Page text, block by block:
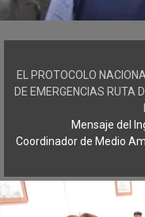
EL PROTOCOLO
DE EMERGENCIAS RUTA
Mensaje del
Coordinador de Medio